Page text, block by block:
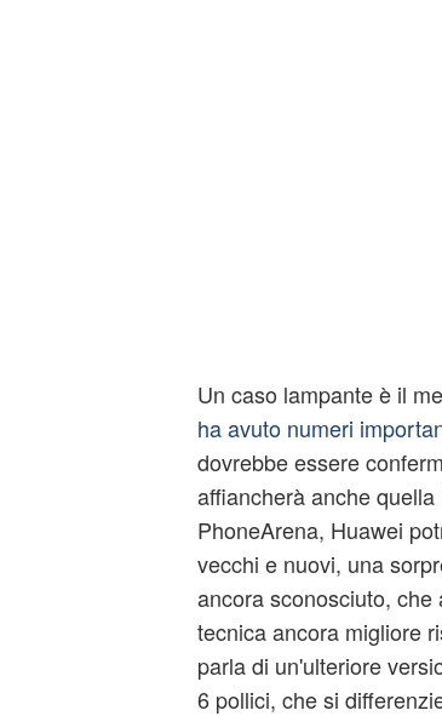
Un caso lampante è il
ha avuto numeri
dovrebbe essere
affiancherà anche
PhoneArena, Huawei
vecchi e nuovi, una
ancora sconosciuto,
tecnica ancora migliore
parla di un'ulteriore
6 pollici, che si